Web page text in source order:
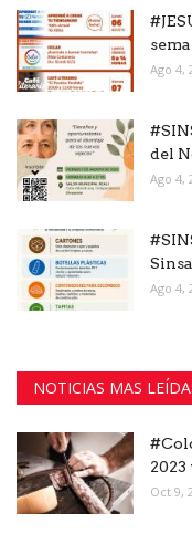
Ago 4,
del
Ago 4,
Ago 4,
NOTICIAS MAS
2023
Oct 9,